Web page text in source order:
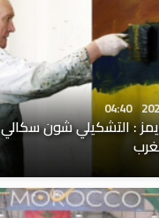
04:40
: التشكيلي شون سكالي